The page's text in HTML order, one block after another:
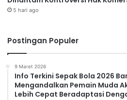
5 hari ago
Postingan Populer
9 Maret 2026
Info Terkini Sepak Bola 2026
Mengandalkan Pemain Muda
Lebih Cepat Beradaptasi